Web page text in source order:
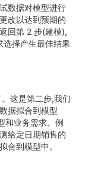
数据对模型进行
改以达到预期的
回第 2 步(建模),
选择产生最佳结果
这是第二步,我们
据拟合到模型
和业务需求。例
给定日期销售的
合到模型中。